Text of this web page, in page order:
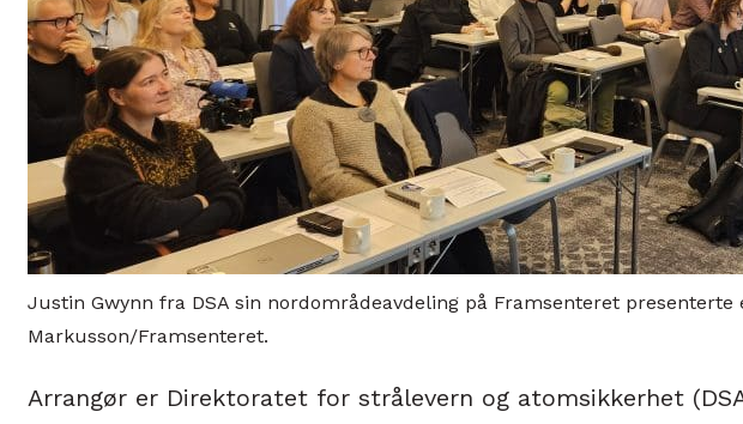
Justin Gwynn fra DSA sin nordområdeavdeling på Framsenteret
Markusson/Framsenteret.
Arrangør er Direktoratet for strålevern og atomsikkerhet